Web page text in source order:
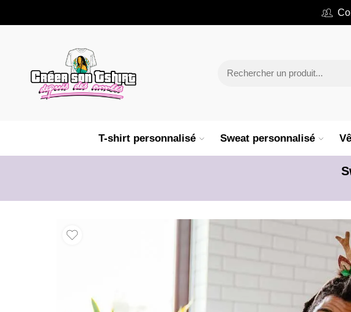
T-shirt personnalisé Sweat personnalisé